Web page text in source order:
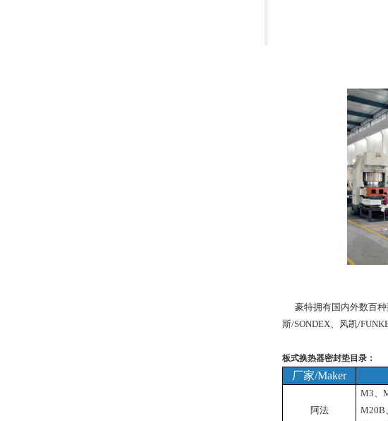
豪特拥有国内外数百种
斯/SONDEX、风凯/
板式换热器密封垫目录：
厂家/Maker
阿法
M3、
M20B